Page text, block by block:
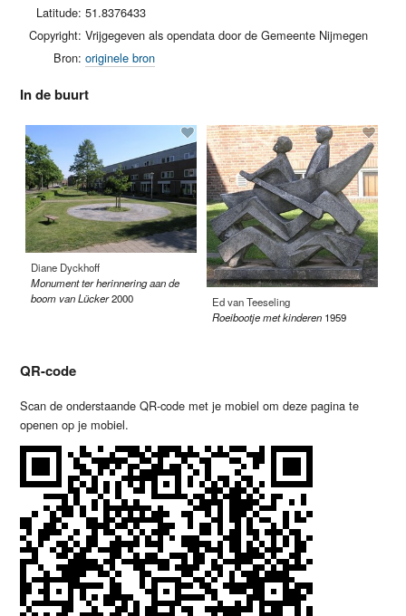
Latitude: 51.8376433
Copyright: Vrijgegeven als opendata door de Gemeente Nijmegen
Bron: originele bron
In de buurt
Diane Dyckhoff
Monument ter herinnering aan de
boom van Lücker2000
Ed van Teeseling
Roeibootje met kinderen 1959
QR-code
Scan de onderstaande QR-code met je mobiel om deze pagina te
openen op je mobiel.